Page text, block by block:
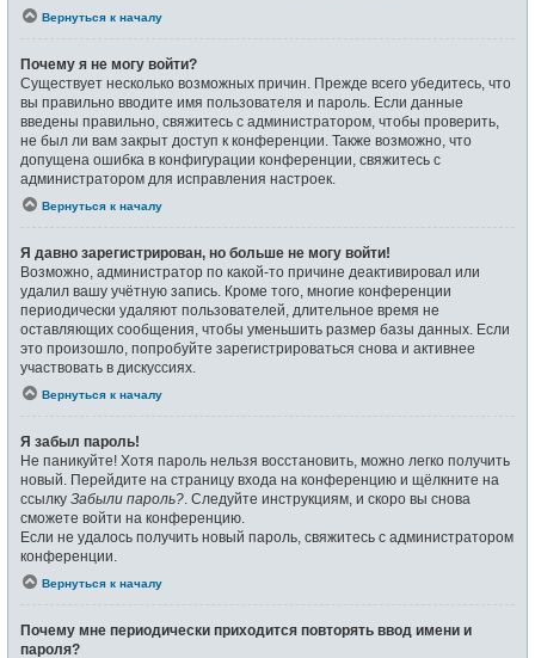
Вернуться к началу
Почему я не могу войти?
Существует несколько возможных причин. Прежде всего убедитесь, что
вы правильно вводите имя пользователя и пароль. Если данные
введены правильно, свяжитесь с администратором, чтобы проверить,
не был ли вам закрыт доступ к конференции. Также возможно, что
допущена ошибка в конфигурации конференции, свяжитесь с
администратором для исправления настроек.
Вернуться к началу
Я давно зарегистрирован, но больше не могу войти!
Возможно, администратор по какой-то причине деактивировал или
удалил вашу учётную запись. Кроме того, многие конференции
периодически удаляют пользователей, длительное время не
оставляющих сообщения, чтобы уменьшить размер базы данных. Если
это произошло, попробуйте зарегистрироваться снова и активнее
участвовать в дискуссиях.
Вернуться к началу
Я забыл пароль!
Не паникуйте! Хотя пароль нельзя восстановить, можно легко получить
новый. Перейдите на страницу входа на конференцию и щёлкните на
ссылку Забыли пароль? . Следуйте инструкциям, и скоро вы снова
сможете войти на конференцию.
Если не удалось получить новый пароль, свяжитесь с администратором
конференции.
Вернуться к началу
Почему мне периодически приходится повторять ввод имени и
пароля?